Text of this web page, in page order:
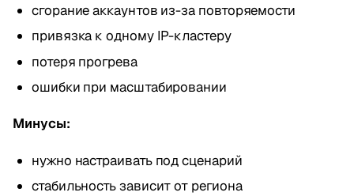
сгорание аккаунтов из-за повторяемости
привязка к одному IP-кластеру
потеря прогрева
ошибки при масштабировании
Минусы:
нужно настраивать под сценарий
стабильность зависит от региона